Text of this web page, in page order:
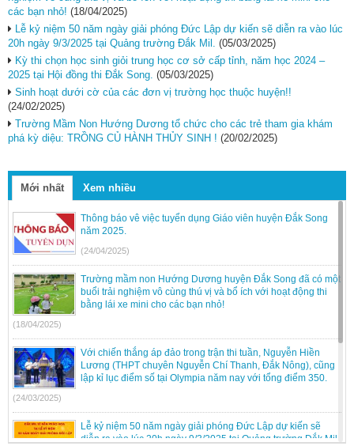
các bạn nhỏ! (18/04/2025)
Lễ kỷ niệm 50 năm ngày giải phóng Đức Lập dự kiến sẽ diễn ra vào lúc
20h ngày 9/3/2025 tại Quảng trường Đắk Mil. (05/03/2025)
Kỳ thi chọn học sinh giỏi trung học cơ sở cấp tỉnh, năm học 2024 –
2025 tại Hội đồng thi Đắk Song. (05/03/2025)
Sinh hoạt dưới cờ của các đơn vị trường học thuộc huyện!!
(24/02/2025)
Trường Mầm Non Hướng Dương tổ chức cho các trẻ tham gia khám
phá kỳ diệu: TRỒNG CỦ HÀNH THỦY SINH ! (20/02/2025)
Mới nhất Xem nhiều
Thông báo vê việc tuyển dụng Giáo viên huyện Đắk Song
năm 2025.
(24/04/2025)
Trường mầm non Hướng Dương huyện Đắk Song đã có một
buổi trải nghiệm vô cùng thú vị và bổ ích với hoạt động thi
bằng lái xe mini cho các bạn nhỏ!
(18/04/2025)
Với chiến thắng áp đảo trong trận thi tuần, Nguyễn Hiền
Lương (THPT chuyên Nguyễn Chí Thanh, Đắk Nông), cũng
lập kỉ lục điểm số tại Olympia năm nay với tổng điểm 350.
(24/03/2025)
Lễ kỷ niệm 50 năm ngày giải phóng Đức Lập dự kiến sẽ
diễn ra vào lúc 20h ngày 9/3/2025 tại Quảng trường Đắk Mil.